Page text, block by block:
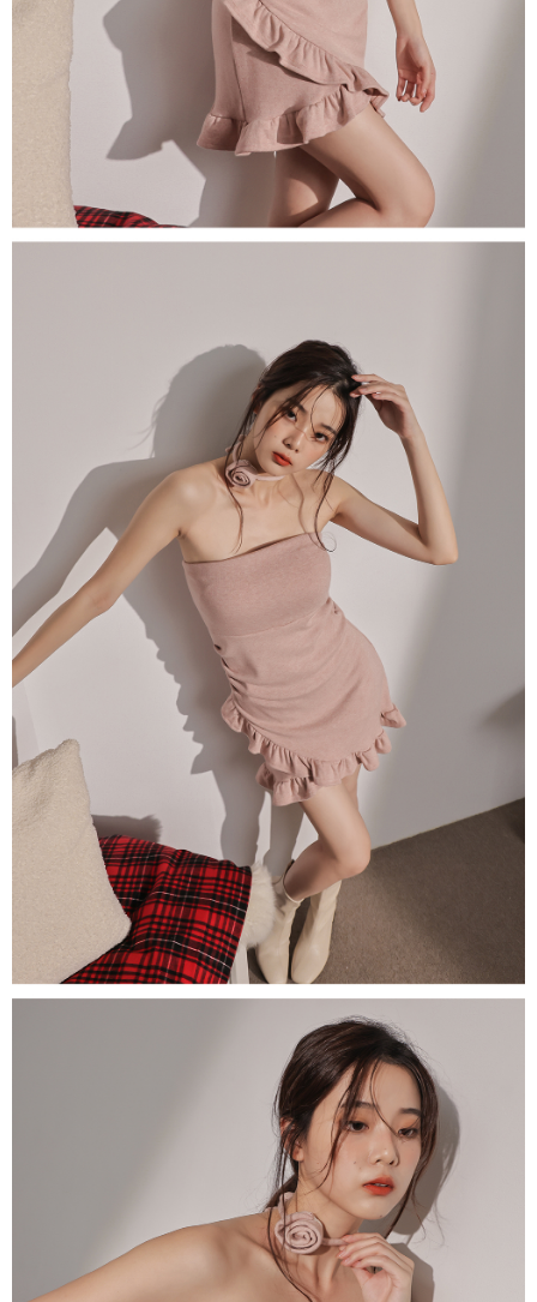
pengesahan semula dan pembetulan.
Untuk terma perkhidmatan penuh, sila rujuk pautan berikut:
https://oppay.tw/userRule
" target="_blank" class="link revert-
style">https://oppay.tw/userRule
【Panduan Penggunaan Pembayaran Ansuran Gogo】
1. Perkhidmatan ini disediakan oleh Taiwan Mobile, pengguna telefon
mudah alih boleh segera menggunakan tanpa perlu memohon lagi.
(Hanya untuk nombor langganan peribadi, tidak terbuka untuk syarikat
dan kad prabayar)
mengesahkan pembayaran, transaksi akan selesai.
3. Jumlah kelulusan sebenar, bilangan ansuran dan jumlah bayaran
adalah berdasarkan halaman pengesahan transaksi seterusnya.
4. Dalam masa 30 minit selepas pesanan ditubuhkan, jika tidak pergi
untuk mengesahkan transaksi atau jika tidak lulus semakan, pesanan
akan dibatalkan secara automatik. Jika terdapat situasi "pindah untuk
semakan khusus" yang tidak lulus, ini menunjukkan bahawa sistem
penilaian tidak mencukupi, tiada penjelasan mengenai kandungan
penilaian boleh diberikan.
【Penerangan Kaedah Pembayaran】
1. Pembayaran ansuran tidak digabungkan dalam bil telekomunikasi,
"Pembayaran Ansuran Gogo" akan menghantar SMS peringatan
pembayaran selepas tarikh penyelesaian bulanan.
2. Melalui pautan SMS untuk membuka bil, anda boleh memilih untuk
membayar melalui "Kod bar kedai serbaneka / Kedai rasmi Taiwan
Mobile / Pemindahan bank / Pembayaran J街口 / iPASS MONEY" dan
【Nota Penting】
1. Perkhidmatan ini disediakan oleh "Taiwan Mobile Co., Ltd." untuk
membolehkan pengguna membeli produk atau perkhidmatan melalui
perkhidmatan ini semasa transaksi, dan kedai akan menyerahkan hak
tuntutan harga jual/beli ansuran kepada syarikat ini untuk membayar bil
menggunakan bil syarikat ini.
2. Berdasarkan tujuan kontrak persetujuan pembayaran menggunakan
"Pembayaran Ansuran Gogo", kedai akan memberikan maklumat peribadi
anda (termasuk nama, telefon atau alamat) kepada Taiwan Mobile untuk
pengumpulan, pemprosesan dan penggunaan, untuk pengesahan,
semakan dan pembetulan data yang diperlukan untuk bil ansuran oleh
Taiwan Mobile.
Jumlah yang diperakui untuk pengguna kali pertama yang lulus
kelulusan boleh sehingga NT$10,000. Jika pengguna tidak membuat
pembayaran dalam tempoh tersebut, yuran pembayaran lewat sebanyak
20% setahun akan dikenakan. Pengguna bawah umur dikehendaki
mendapatkan kebenaran daripada ibu bapa atau penjaga yang sah
untuk menggunakan AFTEE.
Sila hubungi NP Taiwan Inc. di cs_tw@netprotections.co.jp
jika anda
mempunyai sebarang kebimbangan mengenai pemprosesan dan
penggunaan pada data peribadi. Jika anda tidak bersetuju dengan data
peribadi yang disenaraikan seperti di atas akan dikumpul dan digunakan